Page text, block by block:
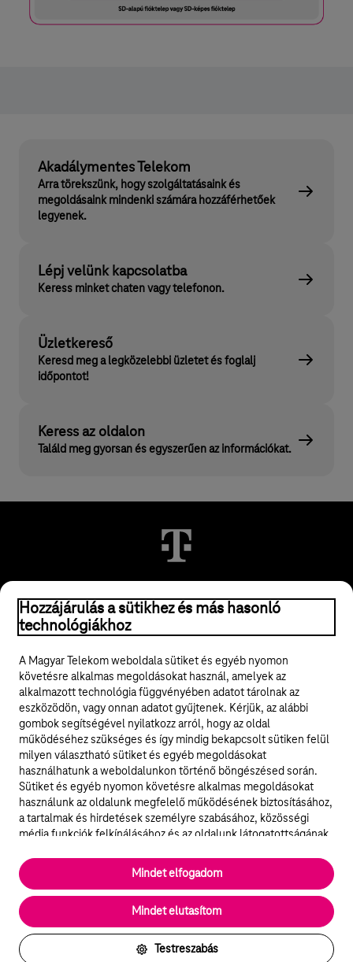
Akadálymentes Telekom
Arra törekszünk, hogy szolgáltatásaink és
megoldásaink mindenki számára hozzáférhetőek
legyenek.
Lépj velünk kapcsolatba
Keress minket chaten vagy telefonon.
Üzletkereső
Keresd meg a legközelebbi üzletet és foglalj
időpontot!
Keress az oldalon
Találd meg gyorsan és egyszerűen az információkat.
© 2026 Magyar Telekom Nyrt.
ÁSZF
Adatvédelem
Felhívások
Közösségi média
Cookie beállítások
English
Hozzájárulás a sütikhez és más hasonló
technológiákhoz
A Magyar Telekom weboldala sütiket és egyéb nyomon
követésre alkalmas megoldásokat használ, amelyek az
alkalmazott technológia függvényében adatot tárolnak az
eszközödön, vagy onnan adatot gyűjtenek. Kérjük, az alábbi
gombok segítségével nyilatkozz arról, hogy az oldal
működéséhez szükséges és így mindig bekapcsolt sütiken felül
milyen választható sütiket és egyéb megoldásokat
használhatunk a weboldalunkon történő böngészésed során.
Sütiket és egyéb nyomon követésre alkalmas megoldásokat
használunk az oldalunk megfelelő működésének biztosításához,
a tartalmak és hirdetések személyre szabásához, közösségi
média funkciók felkínálásához és az oldalunk látogatottságának
elengedhetetlenek a weboldal működéséhez és nem lehet
kikapcsolni őket a weboldal látogatása során rendszerünkből. A
statisztikai, vagy marketing célú sütik segítségével bizonyos
esetekben az oldalhasználattal kapcsolatos információkat is
megosztjuk hirdetési és elemzési szolgáltatásokat nyújtó
partnereinkkel.
Testreszabás
Mindet elutasítom
Mindet elfogadom